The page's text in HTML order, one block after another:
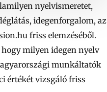
nyelvismeretet,
idegenforgalom, az
friss elemzéséből.
milyen idegen nyelv
munkáltatók
értékét vizsgáló friss